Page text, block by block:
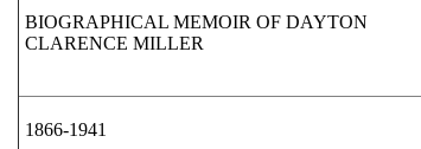
BIOGRAPHICAL MEMOIR OF DAYTON
CLARENCE MILLER
1866-1941